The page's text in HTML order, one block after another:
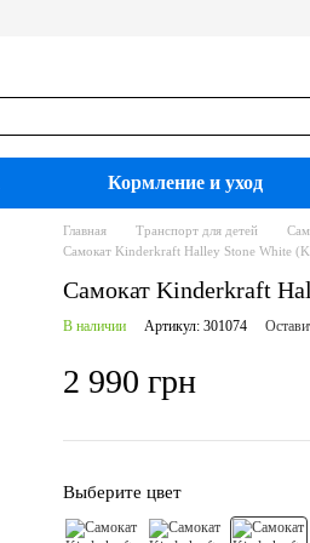
Кормление и уход
Главная Транспорт для детей
Самокат Kinderkraft Halley Stone White
Самокат Kinderkraft
В наличии Артикул: 301074
2 990 грн
Выберите цвет